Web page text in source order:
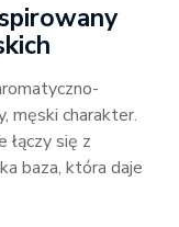
męski charakter.
łączy się z
baza, która daje